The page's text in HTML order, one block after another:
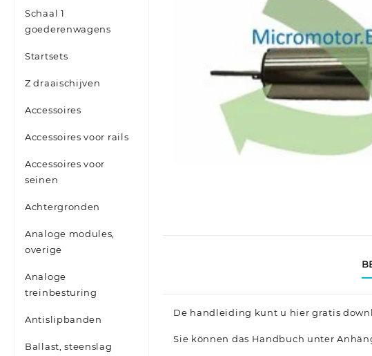
Schaal 1
goederenwagens
Startsets
Z draaischijven
Accessoires
Accessoires voor rails
Accessoires voor
seinen
Achtergronden
Analoge modules,
overige
Analoge
treinbesturing
Antislipbanden
Ballast, steenslag
De handleiding kunt u hier gratis
Sie können das Handbuch unter